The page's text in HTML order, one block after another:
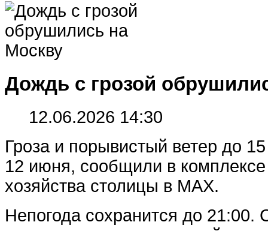
Дождь с грозой
12.06.2026 14:30
Гроза и порывистый ветер до
12 июня, сообщили в комплексе
хозяйства столицы в MAX.
Непогода сохранится до 21:00.